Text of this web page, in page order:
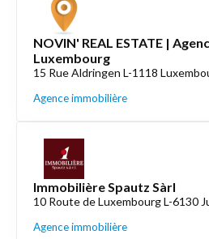
NOVIN' REAL ESTATE |
Luxembourg
15 Rue Aldringen L-1118
Agence immobilière
Immobilière Spautz Sàrl
10 Route de Luxembourg L-6130
Agence immobilière